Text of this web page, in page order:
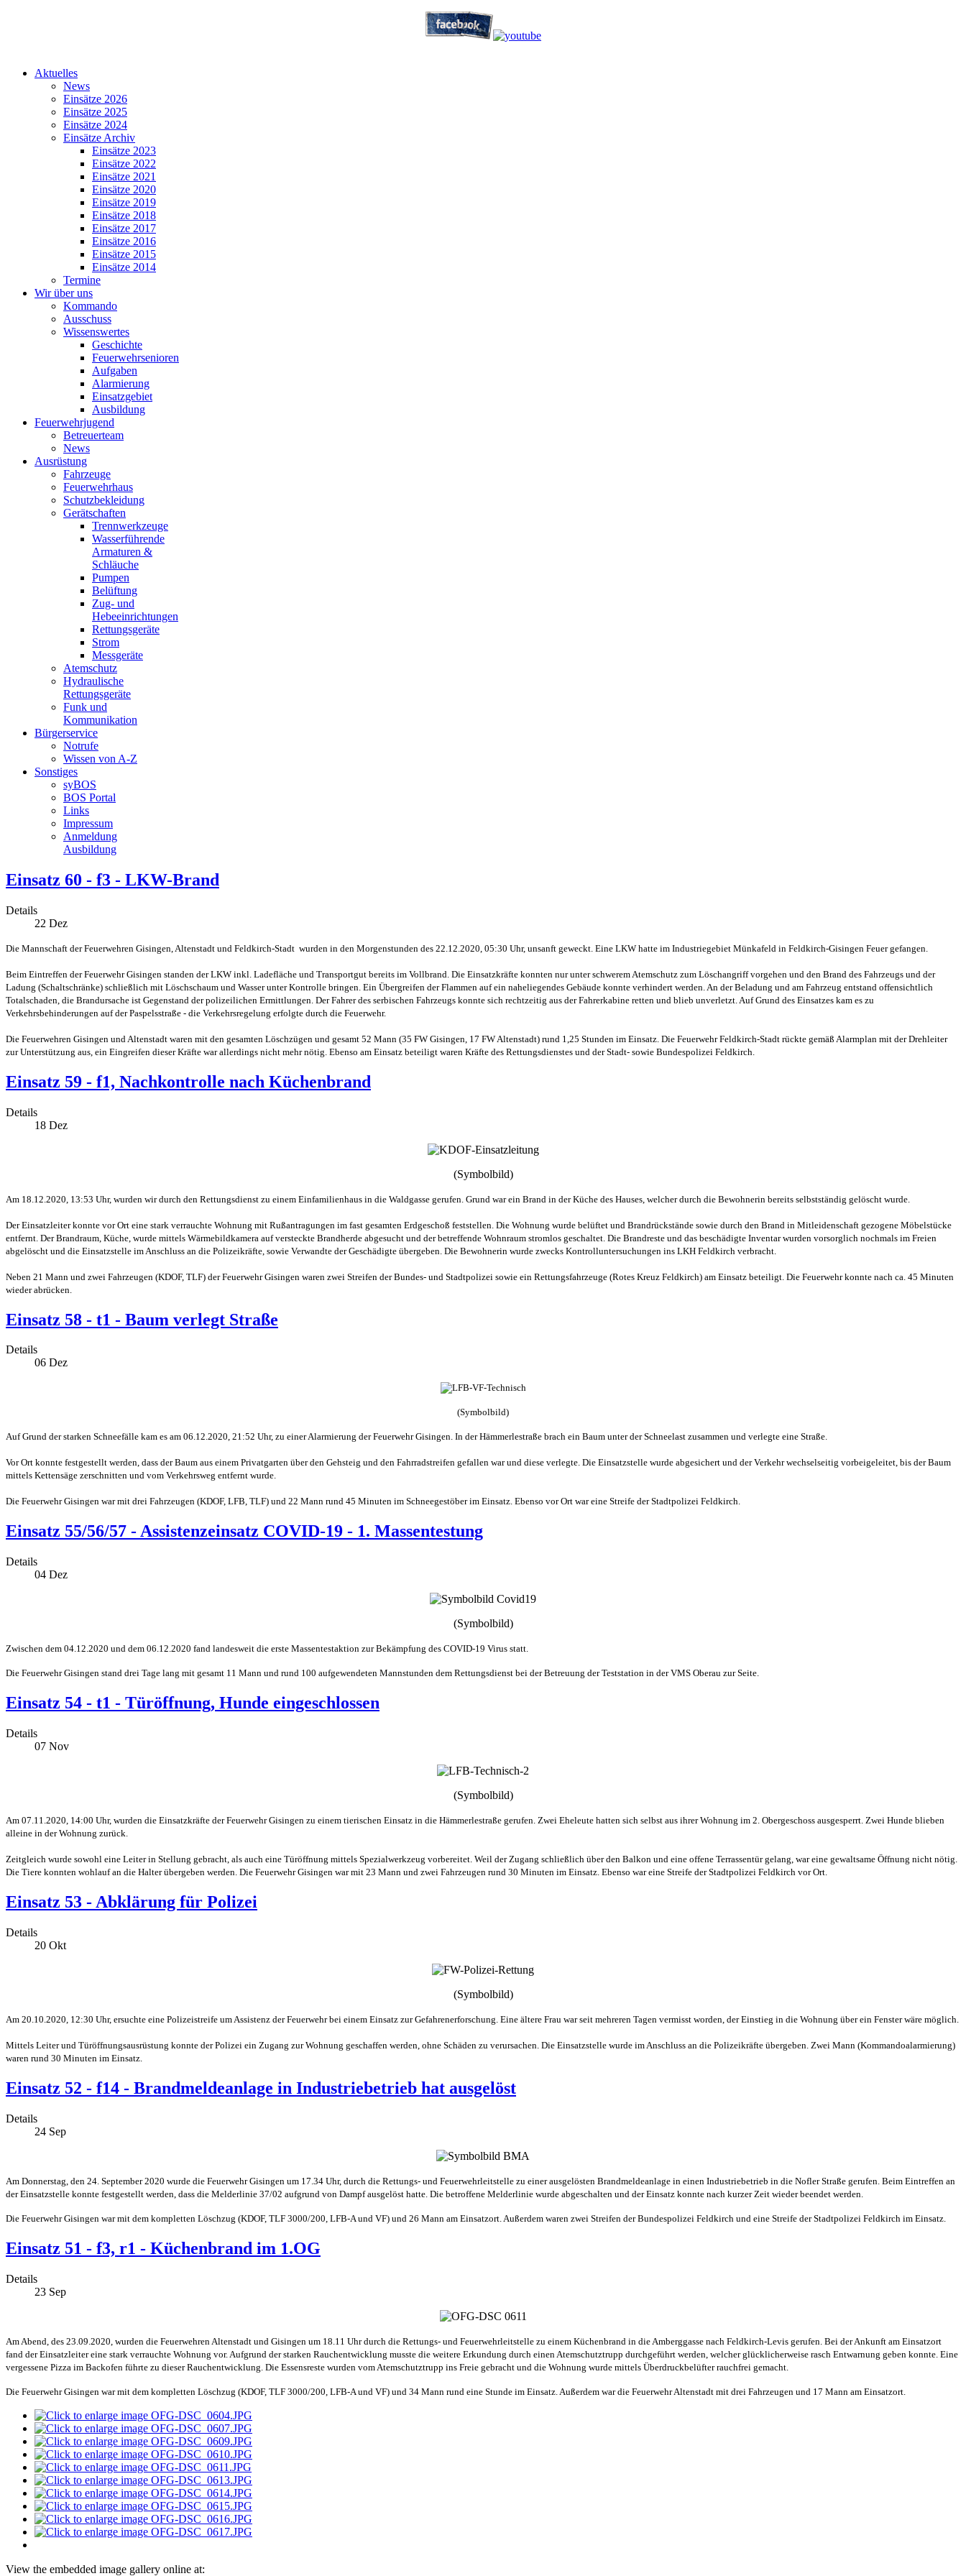
Aktuelles
News
Einsätze 2026
Einsätze 2025
Einsätze 2024
Einsätze Archiv
Einsätze 2023
Einsätze 2022
Einsätze 2021
Einsätze 2020
Einsätze 2019
Einsätze 2018
Einsätze 2017
Einsätze 2016
Einsätze 2015
Einsätze 2014
Termine
Wir über uns
Kommando
Ausschuss
Wissenswertes
Geschichte
Feuerwehrsenioren
Aufgaben
Alarmierung
Einsatzgebiet
Ausbildung
Feuerwehrjugend
Betreuerteam
News
Ausrüstung
Fahrzeuge
Feuerwehrhaus
Schutzbekleidung
Gerätschaften
Trennwerkzeuge
Wasserführende
Armaturen &
Schläuche
Pumpen
Belüftung
Zug- und
Hebeeinrichtungen
Rettungsgeräte
Strom
Messgeräte
Atemschutz
Hydraulische
Rettungsgeräte
Funk und
Kommunikation
Bürgerservice
Notrufe
Wissen von A-Z
Sonstiges
syBOS
BOS Portal
Links
Impressum
Anmeldung
Ausbildung
Einsatz 60 - f3 - LKW-Brand
Details
22 Dez
Die Mannschaft der Feuerwehren Gisingen, Altenstadt und Feldkirch-Stadt wurden in den Morgenstunden des 22.12.2020, 05:30 Uhr, unsanft geweckt. Eine LKW hatte im Industriegebiet Münkafeld in Feldkirch-Gisingen Feuer gefangen.
Beim Eintreffen der Feuerwehr Gisingen standen der LKW inkl. Ladefläche und Transportgut bereits im Vollbrand. Die Einsatzkräfte konnten nur unter schwerem Atemschutz zum Löschangriff vorgehen und den Brand des Fahrzeugs und der
Ladung (Schaltschränke) schließlich mit Löschschaum und Wasser unter Kontrolle bringen. Ein Übergreifen der Flammen auf ein naheliegendes Gebäude konnte verhindert werden. An der Beladung und am Fahrzeug entstand offensichtlich
Totalschaden, die Brandursache ist Gegenstand der polizeilichen Ermittlungen. Der Fahrer des serbischen Fahrzeugs konnte sich rechtzeitig aus der Fahrerkabine retten und blieb unverletzt. Auf Grund des Einsatzes kam es zu
Verkehrsbehinderungen auf der Paspelsstraße - die Verkehrsregelung erfolgte durch die Feuerwehr.
Die Feuerwehren Gisingen und Altenstadt waren mit den gesamten Löschzügen und gesamt 52 Mann (35 FW Gisingen, 17 FW Altenstadt) rund 1,25 Stunden im Einsatz. Die Feuerwehr Feldkirch-Stadt rückte gemäß Alarmplan mit der Drehleiter
zur Unterstützung aus, ein Eingreifen dieser Kräfte war allerdings nicht mehr nötig. Ebenso am Einsatz beteiligt waren Kräfte des Rettungsdienstes und der Stadt- sowie Bundespolizei Feldkirch.
Einsatz 59 - f1, Nachkontrolle nach Küchenbrand
Details
18 Dez
(Symbolbild)
Am 18.12.2020, 13:53 Uhr, wurden wir durch den Rettungsdienst zu einem Einfamilienhaus in die Waldgasse gerufen. Grund war ein Brand in der Küche des Hauses, welcher durch die Bewohnerin bereits selbstständig gelöscht wurde.
Der Einsatzleiter konnte vor Ort eine stark verrauchte Wohnung mit Rußantragungen im fast gesamten Erdgeschoß feststellen. Die Wohnung wurde belüftet und Brandrückstände sowie durch den Brand in Mitleidenschaft gezogene Möbelstücke
entfernt. Der Brandraum, Küche, wurde mittels Wärmebildkamera auf versteckte Brandherde abgesucht und der betreffende Wohnraum stromlos geschaltet. Die Brandreste und das beschädigte Inventar wurden vorsorglich nochmals im Freien
abgelöscht und die Einsatzstelle im Anschluss an die Polizeikräfte, sowie Verwandte der Geschädigte übergeben. Die Bewohnerin wurde zwecks Kontrolluntersuchungen ins LKH Feldkirch verbracht.
Neben 21 Mann und zwei Fahrzeugen (KDOF, TLF) der Feuerwehr Gisingen waren zwei Streifen der Bundes- und Stadtpolizei sowie ein Rettungsfahrzeuge (Rotes Kreuz Feldkirch) am Einsatz beteiligt. Die Feuerwehr konnte nach ca. 45 Minuten
wieder abrücken.
Einsatz 58 - t1 - Baum verlegt Straße
Details
06 Dez
(Symbolbild)
Auf Grund der starken Schneefälle kam es am 06.12.2020, 21:52 Uhr, zu einer Alarmierung der Feuerwehr Gisingen. In der Hämmerlestraße brach ein Baum unter der Schneelast zusammen und verlegte eine Straße.
Vor Ort konnte festgestellt werden, dass der Baum aus einem Privatgarten über den Gehsteig und den Fahrradstreifen gefallen war und diese verlegte. Die Einsatzstelle wurde abgesichert und der Verkehr wechselseitig vorbeigeleitet, bis der Baum
mittels Kettensäge zerschnitten und vom Verkehrsweg entfernt wurde.
Die Feuerwehr Gisingen war mit drei Fahrzeugen (KDOF, LFB, TLF) und 22 Mann rund 45 Minuten im Schneegestöber im Einsatz. Ebenso vor Ort war eine Streife der Stadtpolizei Feldkirch.
Einsatz 55/56/57 - Assistenzeinsatz COVID-19 - 1. Massentestung
Details
04 Dez
(Symbolbild)
Zwischen dem 04.12.2020 und dem 06.12.2020 fand landesweit die erste Massentestaktion zur Bekämpfung des COVID-19 Virus statt.
Die Feuerwehr Gisingen stand drei Tage lang mit gesamt 11 Mann und rund 100 aufgewendeten Mannstunden dem Rettungsdienst bei der Betreuung der Teststation in der VMS Oberau zur Seite.
Einsatz 54 - t1 - Türöffnung, Hunde eingeschlossen
Details
07 Nov
(Symbolbild)
Am 07.11.2020, 14:00 Uhr, wurden die Einsatzkräfte der Feuerwehr Gisingen zu einem tierischen Einsatz in die Hämmerlestraße gerufen. Zwei Eheleute hatten sich selbst aus ihrer Wohnung im 2. Obergeschoss ausgesperrt. Zwei Hunde blieben
alleine in der Wohnung zurück.
Zeitgleich wurde sowohl eine Leiter in Stellung gebracht, als auch eine Türöffnung mittels Spezialwerkzeug vorbereitet. Weil der Zugang schließlich über den Balkon und eine offene Terrassentür gelang, war eine gewaltsame Öffnung nicht nötig.
Die Tiere konnten wohlauf an die Halter übergeben werden. Die Feuerwehr Gisingen war mit 23 Mann und zwei Fahrzeugen rund 30 Minuten im Einsatz. Ebenso war eine Streife der Stadtpolizei Feldkirch vor Ort.
Einsatz 53 - Abklärung für Polizei
Details
20 Okt
(Symbolbild)
Am 20.10.2020, 12:30 Uhr, ersuchte eine Polizeistreife um Assistenz der Feuerwehr bei einem Einsatz zur Gefahrenerforschung. Eine ältere Frau war seit mehreren Tagen vermisst worden, der Einstieg in die Wohnung über ein Fenster wäre möglich.
Mittels Leiter und Türöffnungsausrüstung konnte der Polizei ein Zugang zur Wohnung geschaffen werden, ohne Schäden zu verursachen. Die Einsatzstelle wurde im Anschluss an die Polizeikräfte übergeben. Zwei Mann (Kommandoalarmierung)
waren rund 30 Minuten im Einsatz.
Einsatz 52 - f14 - Brandmeldeanlage in Industriebetrieb hat ausgelöst
Details
24 Sep
Am Donnerstag, den 24. September 2020 wurde die Feuerwehr Gisingen um 17.34 Uhr, durch die Rettungs- und Feuerwehrleitstelle zu einer ausgelösten Brandmeldeanlage in einen Industriebetrieb in die Nofler Straße gerufen. Beim Eintreffen an
der Einsatzstelle konnte festgestellt werden, dass die Melderlinie 37/02 aufgrund von Dampf ausgelöst hatte. Die betroffene Melderlinie wurde abgeschalten und der Einsatz konnte nach kurzer Zeit wieder beendet werden.
Die Feuerwehr Gisingen war mit dem kompletten Löschzug (KDOF, TLF 3000/200, LFB-A und VF) und 26 Mann am Einsatzort. Außerdem waren zwei Streifen der Bundespolizei Feldkirch und eine Streife der Stadtpolizei Feldkirch im Einsatz.
Einsatz 51 - f3, r1 - Küchenbrand im 1.OG
Details
23 Sep
Am Abend, des 23.09.2020, wurden die Feuerwehren Altenstadt und Gisingen um 18.11 Uhr durch die Rettungs- und Feuerwehrleitstelle zu einem Küchenbrand in die Amberggasse nach Feldkirch-Levis gerufen. Bei der Ankunft am Einsatzort
fand der Einsatzleiter eine stark verrauchte Wohnung vor. Aufgrund der starken Rauchentwicklung musste die weitere Erkundung durch einen Atemschutztrupp durchgeführt werden, welcher glücklicherweise rasch Entwarnung geben konnte. Eine
vergessene Pizza im Backofen führte zu dieser Rauchentwicklung. Die Essensreste wurden vom Atemschutztrupp ins Freie gebracht und die Wohnung wurde mittels Überdruckbelüfter rauchfrei gemacht.
Die Feuerwehr Gisingen war mit dem kompletten Löschzug (KDOF, TLF 3000/200, LFB-A und VF) und 34 Mann rund eine Stunde im Einsatz. Außerdem war die Feuerwehr Altenstadt mit drei Fahrzeugen und 17 Mann am Einsatzort.
View the embedded image gallery online at: